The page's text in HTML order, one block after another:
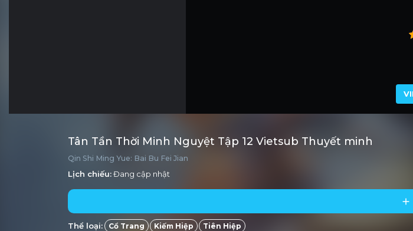
Tân Tần Thời Minh Nguyệt Tập 12 Vietsub Thuyết minh
Qin Shi Ming Yue: Bai Bu Fei Jian
Lịch chiếu:Đang cập nhật
Thể loại: Cổ Trang Kiếm Hiệp Tiên Hiệp